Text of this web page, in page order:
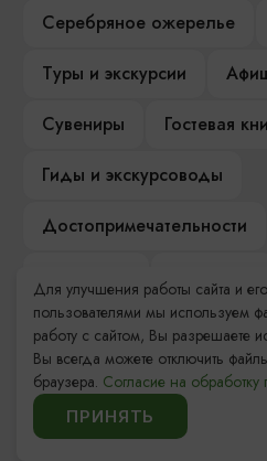
Серебряное ожерелье
Туры и экскурсии
Сувениры
Гостевая
Гиды и экскурсоводы
Достопримечательности
Компас Балтийской кухни
Настоящий
Для улучшения работы сайта и
пользователями мы используем
работу с сайтом, Вы разрешаете
Вы всегда можете отключить
браузера. Согласие на
ПРИНЯТЬ